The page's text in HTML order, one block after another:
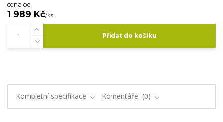
cena od
1 989 Kč/ks
Přidat do košíku
Kompletní specifikace Komentáře 0